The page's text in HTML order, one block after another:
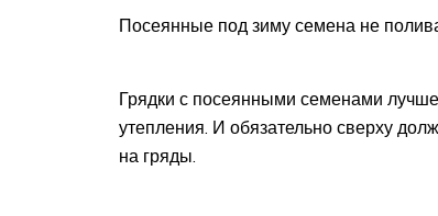
Посеянные под зиму семена не
Грядки с посеянными семенами
утепления. И обязательно сверху
на гряды.